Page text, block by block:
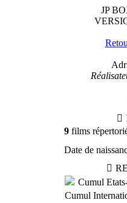
JP
9films
Date de
Cumul
Cumul